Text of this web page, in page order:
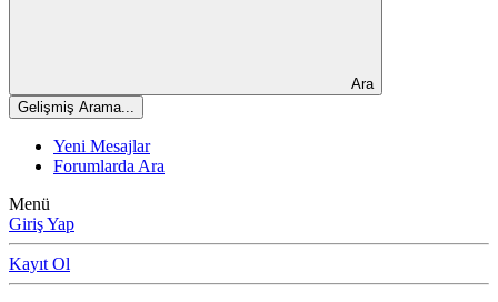
Ara
Gelişmiş Arama...
Yeni Mesajlar
Forumlarda Ara
Menü
Giriş Yap
Kayıt Ol